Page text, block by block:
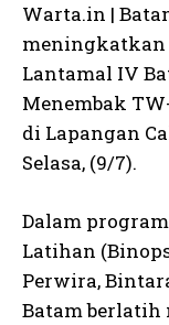
Warta.in |
meningkatkan
Lantamal IV
Menembak
di Lapangan
Selasa, (9/7).
Dalam
Latihan
Perwira,
Batam berlatih